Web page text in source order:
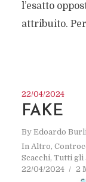
l’esatto
attribuito.
22/04/2024
FAKE
By Edoardo
In Altro,
Scacchi, Tutti gli
22/04/2024
2